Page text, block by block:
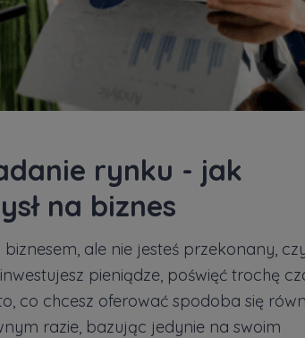
rynku - jak
na biznes
ale nie jesteś przekonany,
pieniądze, poświęć trochę
co chcesz oferować spodoba się
razie, bazując jedynie na swoim